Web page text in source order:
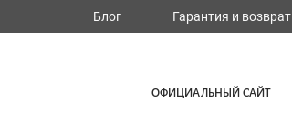
Блог Гарантия и возврат
ОФИЦИАЛЬНЫЙ САЙТ